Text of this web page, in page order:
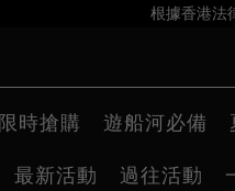
根據香港法
限時搶購 遊船河必備
最新活動 過往活動